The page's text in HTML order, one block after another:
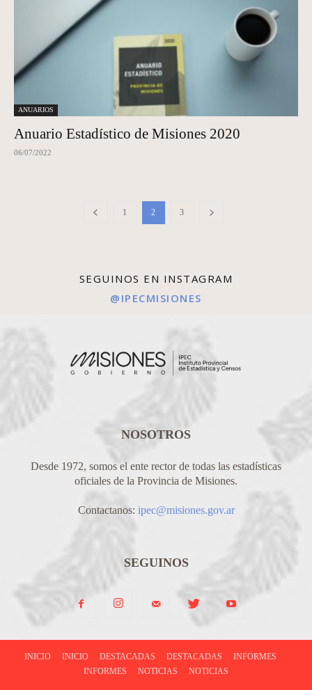
ANUARIOS
Anuario Estadístico de Misiones 2020
06/07/2022
1 2 3
SEGUINOS EN INSTAGRAM
@IPECMISIONES
NOSOTROS
Desde 1972, somos el ente rector de todas las estadísticas
oficiales de la Provincia de Misiones.
Contactanos: ipec@misiones.gov.ar
SEGUINOS
INICIO INICIO DESTACADAS DESTACADAS
INFORMES
INFORMES
NOTICIAS NOTICIAS